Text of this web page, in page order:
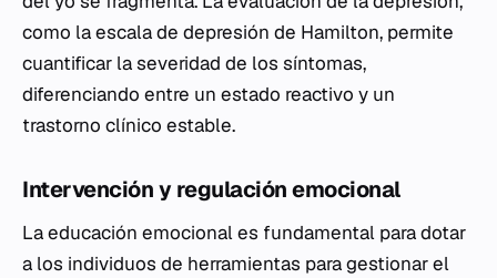
como la escala de depresión de Hamilton, permite
cuantificar la severidad de los síntomas,
diferenciando entre un estado reactivo y un
trastorno clínico estable.
Intervención y regulación emocional
La educación emocional es fundamental para dotar
a los individuos de herramientas para gestionar el